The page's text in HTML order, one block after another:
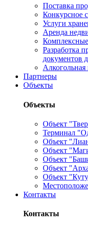
Поставка
Конкурсное
Услуги
Аренда
Разработка
документов
Партнеры
Объекты
Объекты
Объект
Терминал
Объект
Объект
Объект
Объект
Объект
Контакты
Контакты